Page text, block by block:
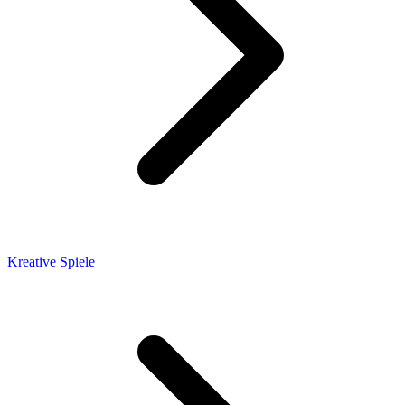
Kreative Spiele